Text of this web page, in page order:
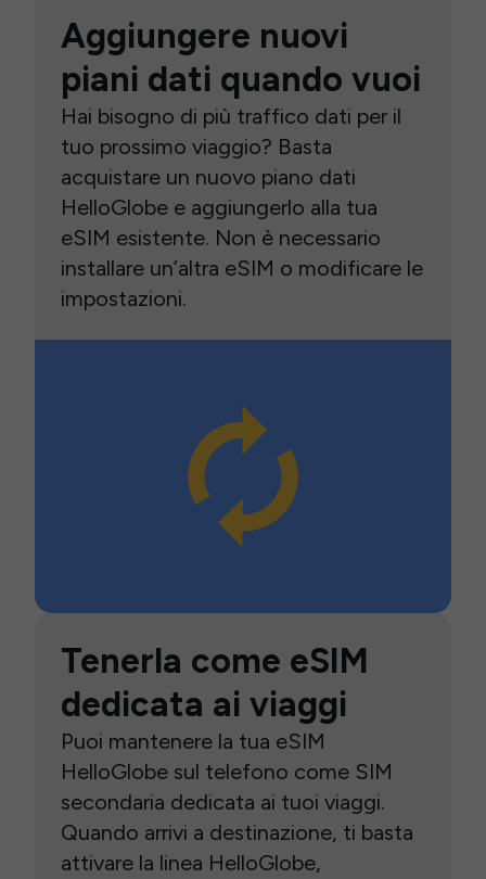
Aggiungere nuovi
piani dati quando vuoi
Hai bisogno di più traffico dati per il
tuo prossimo viaggio? Basta
acquistare un nuovo piano dati
HelloGlobe e aggiungerlo alla tua
eSIM esistente. Non è necessario
installare un’altra eSIM o modificare le
impostazioni.
Tenerla come eSIM
dedicata ai viaggi
Puoi mantenere la tua eSIM
HelloGlobe sul telefono come SIM
secondaria dedicata ai tuoi viaggi.
Quando arrivi a destinazione, ti basta
attivare la linea HelloGlobe,